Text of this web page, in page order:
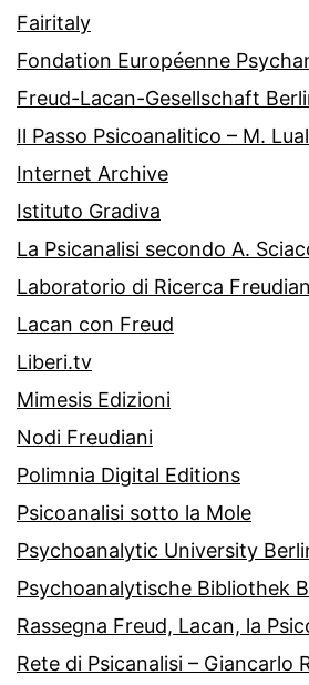
Fairitaly
Fondation Européenne
Freud-Lacan-Gesellschaft
Il Passo Psicoanalitico – M.
Internet Archive
Istituto Gradiva
La Psicanalisi secondo A.
Laboratorio di Ricerca
Lacan con Freud
Liberi.tv
Mimesis Edizioni
Nodi Freudiani
Polimnia Digital Editions
Psicoanalisi sotto la Mole
Psychoanalytic University
Psychoanalytische Bibliothek
Rassegna Freud, Lacan, la
Rete di Psicanalisi – Giancarlo